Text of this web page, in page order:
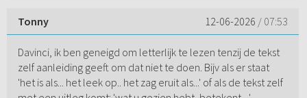
Tonny 12-06-2026 / 07:53
Davinci, ik ben geneigd om letterlijk te lezen tenzij de tekst
zelf aanleiding geeft om dat niet te doen. Bijv als er staat
'het is als... het leek op.. het zag eruit als...' of als de tekst zelf